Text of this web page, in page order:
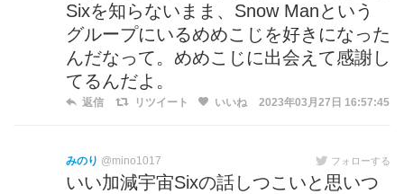
Sixを知らないまま、Snow Manという
グループにいるめめこじを好きになった
んだなって。めめこじに出会えて感謝し
てるんだよ。
返信 リツイート いいね 2023年03月27日 16:57:45
みのり @mino1017 フォローする
いい加減宇宙Sixの話しつこいと思いつ